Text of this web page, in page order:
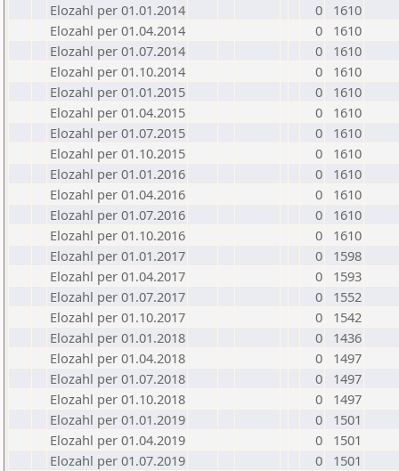
Elozahl per 01.01.2014
0
1610
Elozahl per 01.04.2014
0
1610
Elozahl per 01.07.2014
0
1610
Elozahl per 01.10.2014
0
1610
Elozahl per 01.01.2015
0
1610
Elozahl per 01.04.2015
0
1610
Elozahl per 01.07.2015
0
1610
Elozahl per 01.10.2015
0
1610
Elozahl per 01.01.2016
0
1610
Elozahl per 01.04.2016
0
1610
Elozahl per 01.07.2016
0
1610
Elozahl per 01.10.2016
0
1610
Elozahl per 01.01.2017
0
1598
Elozahl per 01.04.2017
0
1593
Elozahl per 01.07.2017
0
1552
Elozahl per 01.10.2017
0
1542
Elozahl per 01.01.2018
0
1436
Elozahl per 01.04.2018
0
1497
Elozahl per 01.07.2018
0
1497
Elozahl per 01.10.2018
0
1497
Elozahl per 01.01.2019
0
1501
Elozahl per 01.04.2019
0
1501
Elozahl per 01.07.2019
0
1501